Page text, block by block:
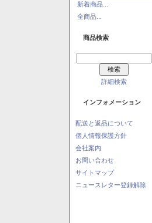
新着商品...
全商品...
商品検索
詳細検索
インフォメーション
配送と返品について
個人情報保護方針
会社案内
お問い合わせ
サイトマップ
ニュースレター登録解除